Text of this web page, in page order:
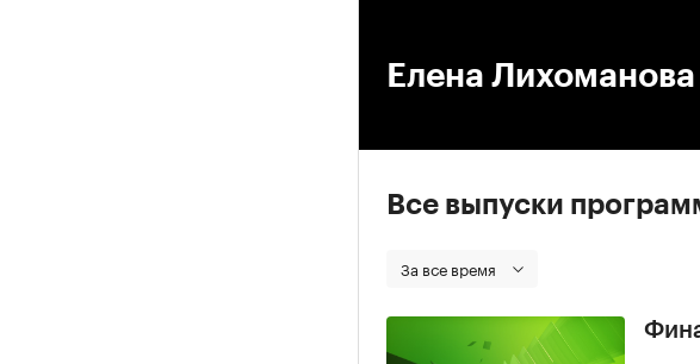
Елена
Все выпуски
За все время